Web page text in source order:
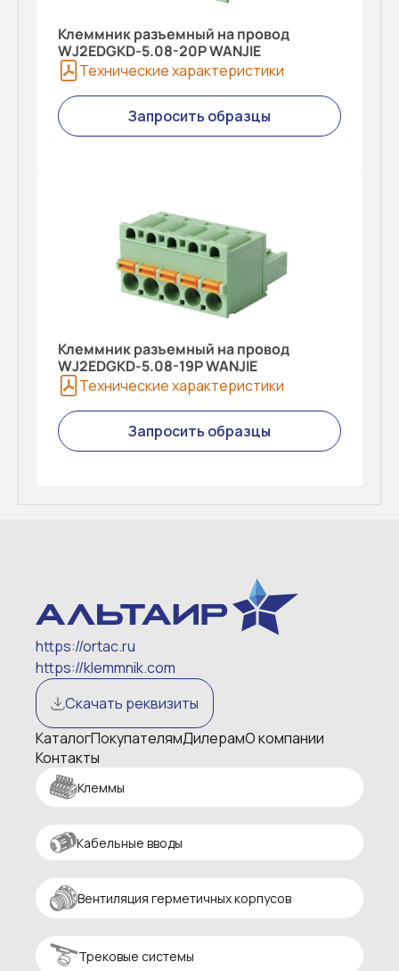
Клеммник разъемный на провод
WJ2EDGKD-5.08-20P WANJIE
Технические характеристики
Запросить образцы
Клеммник разъемный на провод
WJ2EDGKD-5.08-19P WANJIE
Технические характеристики
Запросить образцы
https://ortac.ru
https://klemmnik.com
Скачать реквизиты
КаталогПокупателямДилерамО компании
Контакты
Клеммы
Кабельные вводы
Вентиляция герметичных корпусов
Трековые системы